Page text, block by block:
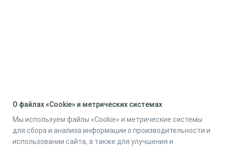
О файлах «Cookie» и метрических системах
Мы используем файлы «Cookie» и метрические системы
для сбора и анализа информации о производительности и
использовании сайта, а также для улучшения и